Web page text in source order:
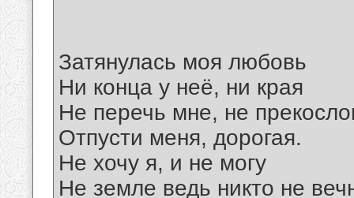
Затянулась моя любовь
Ни конца у неё, ни края
Не перечь мне, не
Отпусти меня, дорогая.
Не хочу я, и не могу
Не земле ведь никто не